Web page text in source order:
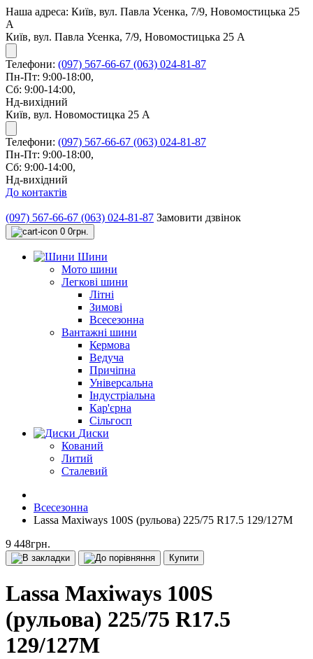
Наша адреса: Київ, вул. Павла Усенка, 7/9, Новомостицька 25
А
Київ, вул. Павла Усенка, 7/9, Новомостицька 25 А
Телефони: (097) 567-66-67 (063) 024-81-87
Пн-Пт: 9:00-18:00,
Сб: 9:00-14:00,
Нд-вихідний
Київ, вул. Новомостицка 25 А
Телефони: (097) 567-66-67 (063) 024-81-87
Пн-Пт: 9:00-18:00,
Сб: 9:00-14:00,
Нд-вихідний
До контактів
(097) 567-66-67 (063) 024-81-87 Замовити дзвінок
0 0грн.
Шини
Мото шини
Легкові шини
Літні
Зимові
Всесезонна
Вантажні шини
Кермова
Ведуча
Причіпна
Універсальна
Індустріальна
Кар'єрна
Сільгосп
Диски
Кований
Литий
Сталевий
Всесезонна
Lassa Maxiways 100S (рульова) 225/75 R17.5 129/127M
9 448грн.
Купити
Lassa Maxiways 100S
(рульова) 225/75 R17.5
129/127M